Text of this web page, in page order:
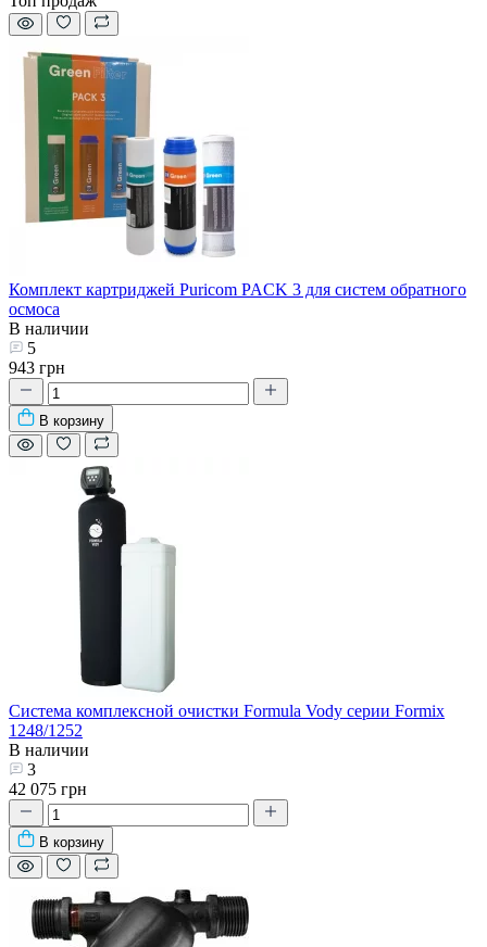
Комплект картриджей Puricom PACK 3 для систем обратного
осмоса
В наличии
5
943 грн
В корзину
Система комплексной очистки Formula Vody серии Formix
1248/1252
В наличии
3
42 075 грн
В корзину